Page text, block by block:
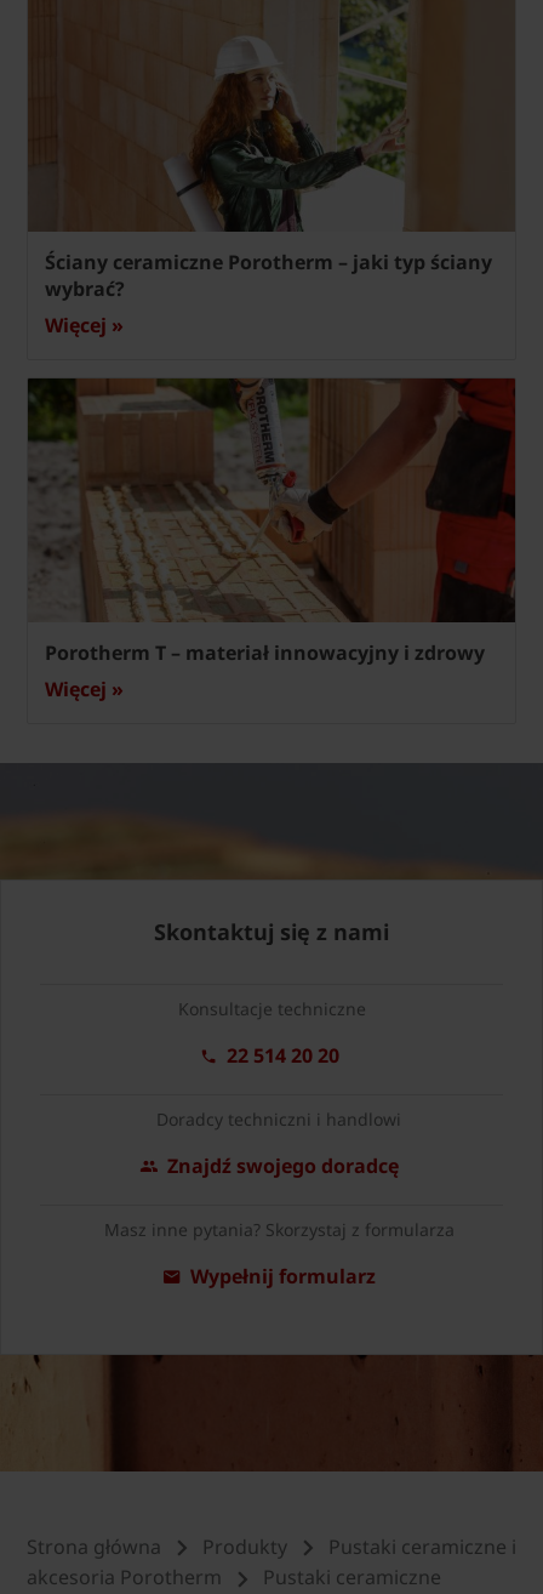
Ściany ceramiczne Porotherm – jaki typ ściany
wybrać?
Więcej »
Porotherm T – materiał innowacyjny i zdrowy
Więcej »
Skontaktuj się z nami
Konsultacje techniczne
22 514 20 20
Doradcy techniczni i handlowi
Znajdź swojego doradcę
Masz inne pytania? Skorzystaj z formularza
Wypełnij formularz
Strona główna Produkty
Pustaki ceramiczne i
akcesoria Porotherm
Pustaki ceramiczne